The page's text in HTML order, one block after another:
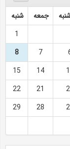
جمعه
شنبه
1
7
8
14
15
21
22
28
29